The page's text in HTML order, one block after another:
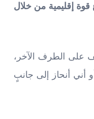
قوة إقليمية من خلال
على الطرف الآخر،
أني أنحاز إلى جانبٍ